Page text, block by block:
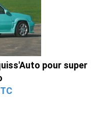
pour super